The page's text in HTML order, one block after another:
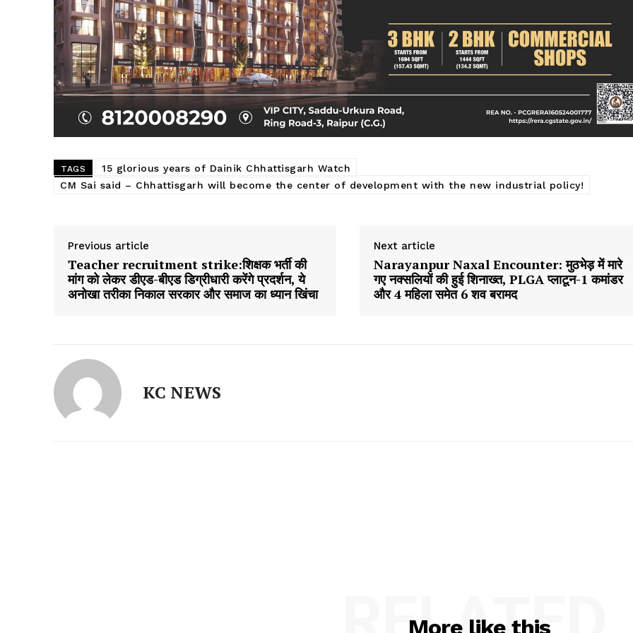
TAGS
15 glorious years of Dainik Chhattisgarh Watch
CM Sai said – Chhattisgarh will become the center of development with the new industrial policy!
Previous article
Teacher recruitment strike:शिक्षक भर्ती की
मांग को लेकर डीएड-बीएड डिग्रीधारी करेंगे प्रदर्शन, ये
अनोखा तरीका निकाल सरकार और समाज का ध्यान खिंचा
Next article
Narayanpur Naxal Encounter: मुठभेड़ में मारे
गए नक्सलियों की हुई शिनाख्त, PLGA प्लाटून-1 कमांडर
और 4 महिला समेत 6 शव बरामद
KC NEWS
More like this